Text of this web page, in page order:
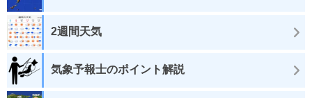
2週間天気
気象予報士のポイント解説